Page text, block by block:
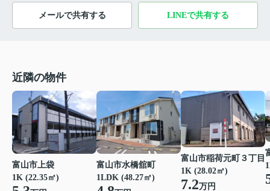
メールで共有する LINEで共有する
近隣の物件
富山市上袋
1K (22.35㎡)
富山市水橋舘町
1LDK (48.27㎡)
富山市稲荷元町３丁目
1K (28.02㎡)
7.2万円